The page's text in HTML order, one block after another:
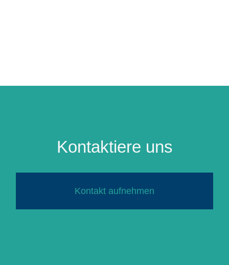
Kontaktiere uns
Kontakt aufnehmen